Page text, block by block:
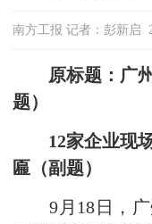
南方工报 记者：彭新启
原标题：广
题）
12家企业现场
匾（副题）
9月18日，广